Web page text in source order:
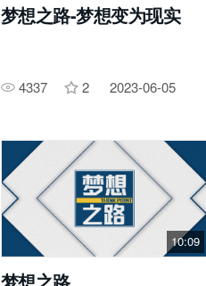
梦想之路-梦想变为现实
4337 2 2023-06-05
10:09